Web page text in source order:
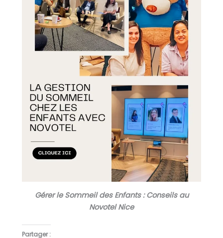
Gérer le Sommeil des Enfants : Conseils au
Novotel Nice
Partager :